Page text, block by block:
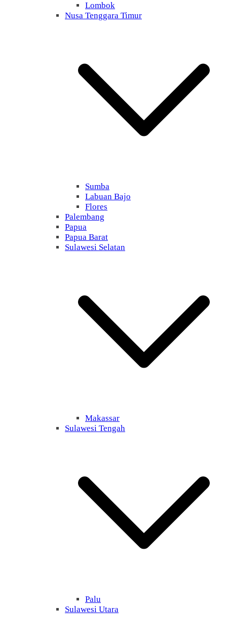
Lombok
Nusa Tenggara Timur
Sumba
Labuan Bajo
Flores
Palembang
Papua
Papua Barat
Sulawesi Selatan
Makassar
Sulawesi Tengah
Palu
Sulawesi Utara